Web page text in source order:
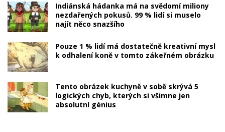
Indiánská hádanka má na svědomí miliony
nezdařených pokusů. 99 % lidí si muselo
najít něco snazšího
Pouze 1 % lidí má dostatečně kreativní mysl
k odhalení koně v tomto zákeřném obrázku
Tento obrázek kuchyně v sobě skrývá 5
logických chyb, kterých si všimne jen
absolutní génius